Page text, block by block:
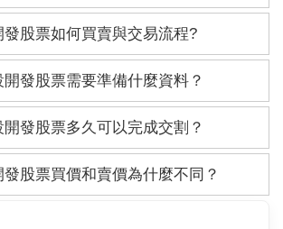
發股票如何買賣與交易流程?
發股票需要準備什麼資料？
開發股票多久可以完成交割？
股票買價和賣價為什麼不同？